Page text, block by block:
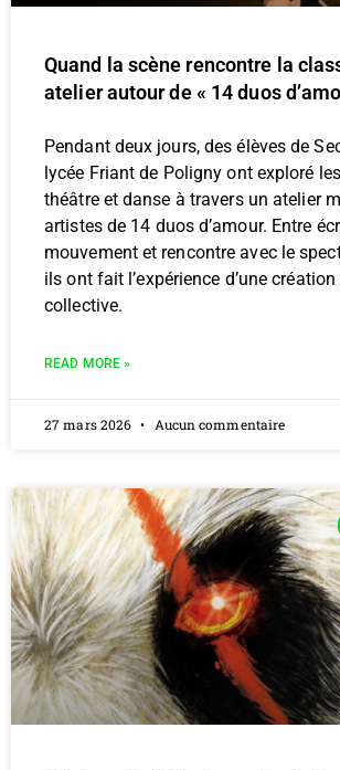
Quand la scène rencontre la
atelier autour de « 14 duos
Pendant deux jours, des élèves de
lycée Friant de Poligny ont exploré
théâtre et danse à travers un atelier
artistes de 14 duos d’amour. Entre
mouvement et rencontre avec le
ils ont fait l’expérience d’une
collective.
READ MORE »
27 mars 2026 Aucun commentaire